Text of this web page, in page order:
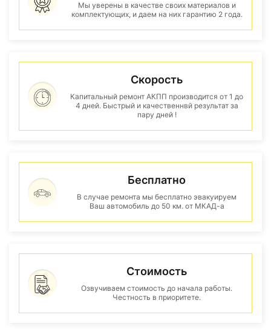
Мы уверены в качестве своих материалов и
комплектующих, и даем на них гарантию 2 года.
Скорость
Капитальный ремонт АКПП производится от 1 до
4 дней. Быстрый и качественнвй результат за
пару дней !
Бесплатно
В случае ремонта мы бесплатно эвакуируем
Ваш автомобиль до 50 км. от МКАД-а
Стоимость
Озвучиваем стоимость до начала работы.
Честность в приоритете.